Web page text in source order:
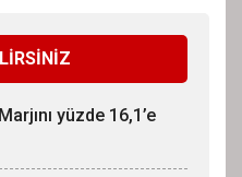
yüzde 16,1’e